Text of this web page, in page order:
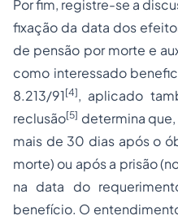
Por fim, registre-se a
fixação da data dos
de pensão por morte e
como interessado
8.213/91[4], aplicado
reclusão[5] determina
mais de 30 dias após o
morte) ou após a prisão
na data do
benefício. O